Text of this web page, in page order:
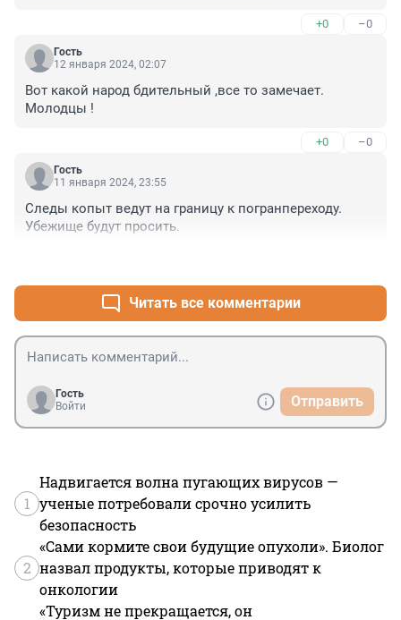
+0 –0
Гость
12 января 2024, 02:07
Вот какой народ бдительный ,все то замечает.
Молодцы !
+0 –0
Гость
11 января 2024, 23:55
Следы копыт ведут на границу к погранпереходу.
Убежище будут просить.
Читать все комментарии
Гость
Войти
Отправить
1
Надвигается волна пугающих вирусов —
ученые потребовали срочно усилить
безопасность
2
«Сами кормите свои будущие опухоли». Биолог
назвал продукты, которые приводят к
онкологии
«Туризм не прекращается, он